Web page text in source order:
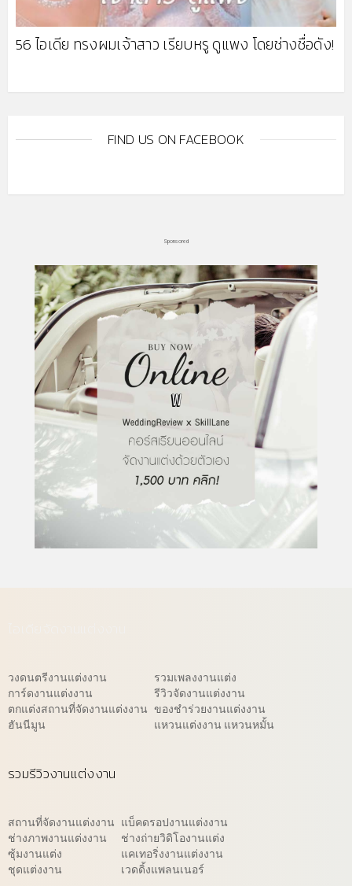
56 ไอเดีย ทรงผมเจ้าสาว เรียบหรู ดูแพง โดยช่างชื่อดัง!
FIND US ON FACEBOOK
Sponsored
วงดนตรีงานแต่งงาน
การ์ดงานแต่งงาน
ตกแต่งสถานที่จัดงานแต่งงาน
ฮันนีมูน
รวมเพลงงานแต่ง
รีวิวจัดงานแต่งงาน
ของชำร่วยงานแต่งงาน
แหวนแต่งงาน แหวนหมั้น
รวมรีวิวงานแต่งงาน
สถานที่จัดงานแต่งงาน
ช่างภาพงานแต่งงาน
ซุ้มงานแต่ง
ชุดแต่งงาน
แบ็คดรอปงานแต่งงาน
ช่างถ่ายวิดิโองานแต่ง
แคเทอริ่งงานแต่งงาน
เวดดิ้งแพลนเนอร์